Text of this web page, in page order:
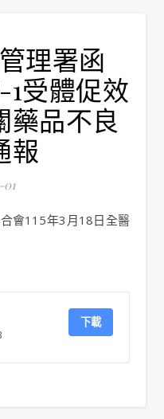
理署函
受體促效
藥品不良
報
01
下載